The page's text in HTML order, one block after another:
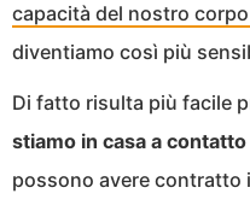
capacità del nostro
diventiamo così più
Di fatto risulta più facile
stiamo in casa a
possono avere contratto